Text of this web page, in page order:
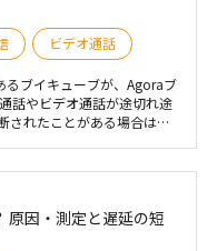
ビデオ通話
ブイキューブが、Agoraブ
話やビデオ通話が途切れ途
されたことがある場合は、
を構築する際にジッターを
です。 では、ネットワー
とに、どうすればそれを
ッターガイドでは、これ
原因・測定と遅延の短